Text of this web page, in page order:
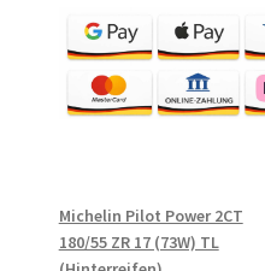
Michelin Pilot Power 2CT
180/55 ZR 17 (73W) TL